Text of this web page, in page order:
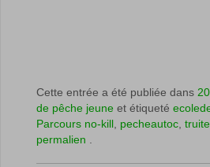
Cette entrée a été publiée dans
de pêche jeune et étiqueté
Parcours no-kill pecheautoc truite
permalien